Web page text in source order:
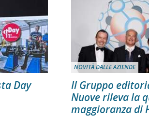
Day
NOVITÀ DALLE AZIENDE
Il Gruppo
Nuove rileva la
maggioranza di